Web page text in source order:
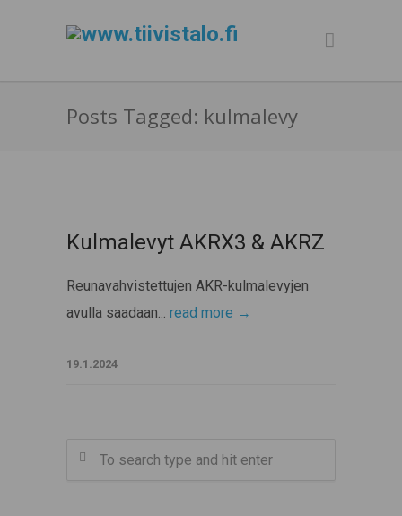
Posts Tagged: kulmalevy
Kulmalevyt AKRX3 & AKRZ
Reunavahvistettujen AKR-kulmalevyjen
avulla saadaan... read more →
19.1.2024